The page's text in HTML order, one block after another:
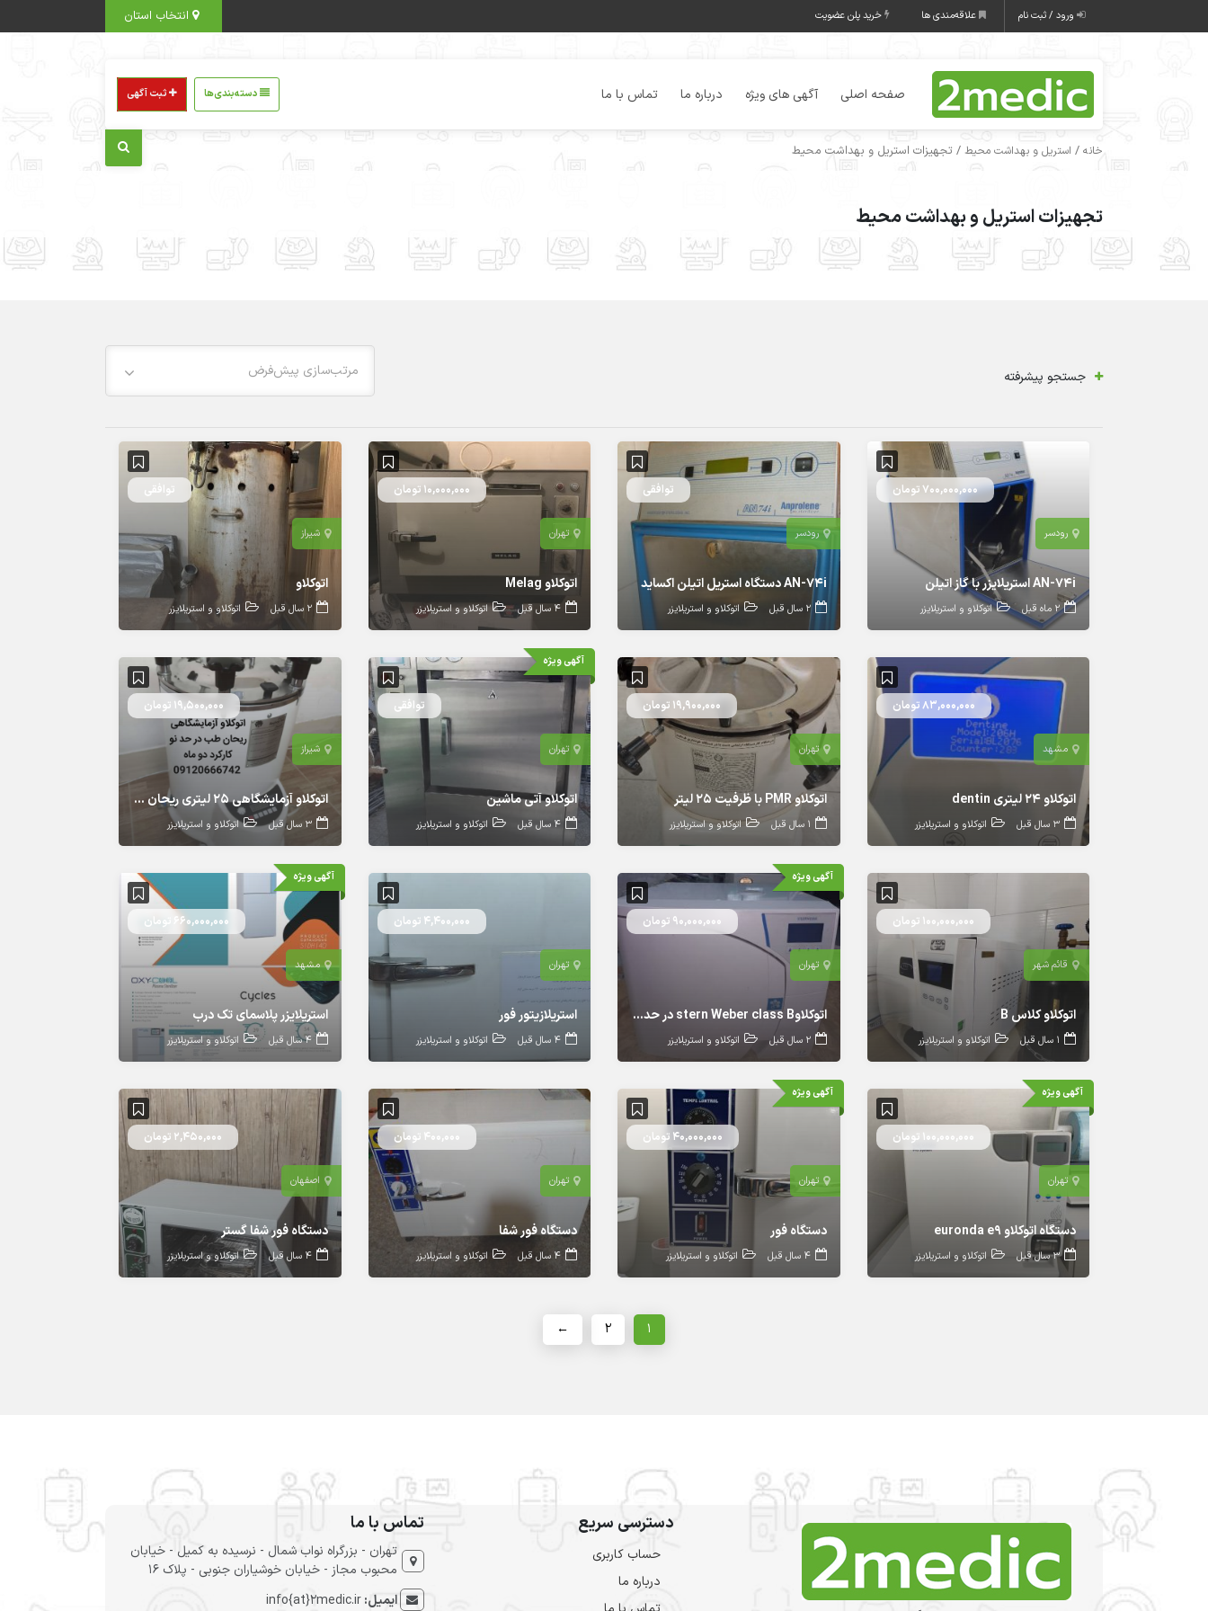
ورود / ثبت نام علاقه‌مندی ها خرید پلن عضویت
صفحه اصلی آگهی های ویژه درباره ما تماس با ما دسته‌بندی‌ها ثبت آگهی
خانه / استریل و بهداشت محیط / تجهیزات استریل و بهداشت محیط
تجهیزات استریل و بهداشت محیط
مرتب‌سازی پیش‌فرض جستجو پیشرفته
رودسر
700,000,000 تومان
AN-74i استریلایزر با گاز اتیلن
2 ماه قبل اتوکلاو و استریلایزر
رودسر
توافقی
AN-74i دستگاه استریل اتیلن اکساید
2 سال قبل اتوکلاو و استریلایزر
تهران
10,000,000 تومان
اتوکلاو Melag
4 سال قبل اتوکلاو و استریلایزر
شیراز
توافقی
اتوکلاو
2 سال قبل اتوکلاو و استریلایزر
مشهد
83,000,000 تومان
اتوکلاو ۲۴ لیتری dentin
3 سال قبل اتوکلاو و استریلایزر
تهران
19,900,000 تومان
اتوکلاو PMR با ظرفیت ۲۵ لیتر
1 سال قبل اتوکلاو و استریلایزر
آگهی ویژه
تهران
توافقی
اتوکلاو آتی ماشین
4 سال قبل اتوکلاو و استریلایزر
شیراز
19,500,000 تومان
اتوکلاو آزمایشگاهی ۲۵ لیتری ریحان طب … نو
3 سال قبل اتوکلاو و استریلایزر
قائم شهر
100,000,000 تومان
اتوکلاو کلاس B
1 سال قبل اتوکلاو و استریلایزر
آگهی ویژه
تهران
90,000,000 تومان
اتوکلاوstern Weber class B در حد نو
2 سال قبل اتوکلاو و استریلایزر
تهران
4,400,000 تومان
استریلازیتور فور
4 سال قبل اتوکلاو و استریلایزر
آگهی ویژه
مشهد
660,000,000 تومان
استریلایزر پلاسمای تک درب
4 سال قبل اتوکلاو و استریلایزر
آگهی ویژه
تهران
100,000,000 تومان
دستگاه اتوکلاو euronda e9
3 سال قبل اتوکلاو و استریلایزر
آگهی ویژه
تهران
40,000,000 تومان
دستگاه فور
4 سال قبل اتوکلاو و استریلایزر
تهران
400,000 تومان
دستگاه فور شفا
4 سال قبل اتوکلاو و استریلایزر
اصفهان
2,450,000 تومان
دستگاه فور شفا گستر
4 سال قبل اتوکلاو و استریلایزر
۱ ۲ ←
دسترسی سریع
حساب کاربری
درباره ما
تماس با ما
تهران - بزرگراه نواب شمال - نرسیده به کمیل - خیابان
محبوب مجاز - خیابان خوشیاران جنوبی - پلاک 16
ایمیل:info{at}2medic.ir